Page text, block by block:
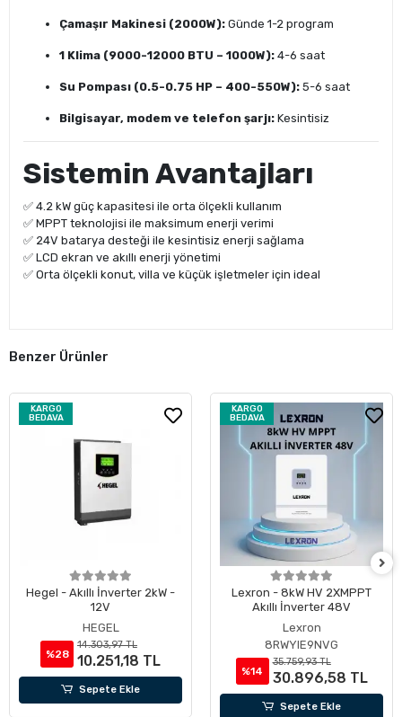
Çamaşır Makinesi (2000W): Günde 1-2 program
1 Klima (9000-12000 BTU – 1000W): 4-6 saat
Su Pompası (0.5-0.75 HP – 400-550W): 5-6 saat
Bilgisayar, modem ve telefon şarjı: Kesintisiz
Sistemin Avantajları
✅ 4.2 kW güç kapasitesi ile orta ölçekli kullanım
✅ MPPT teknolojisi ile maksimum enerji verimi
✅ 24V batarya desteği ile kesintisiz enerji sağlama
✅ LCD ekran ve akıllı enerji yönetimi
✅ Orta ölçekli konut, villa ve küçük işletmeler için ideal
Benzer Ürünler
KARGO
BEDAVA
Hegel - Akıllı İnverter 2kW -
12V
HEGEL
%28
14.303,97 TL
10.251,18 TL
Sepete Ekle
KARGO
BEDAVA
Lexron - 8kW HV 2XMPPT
Akıllı İnverter 48V
Lexron
8RWYIE9NVG
%14
35.759,93 TL
30.896,58 TL
Sepete Ekle